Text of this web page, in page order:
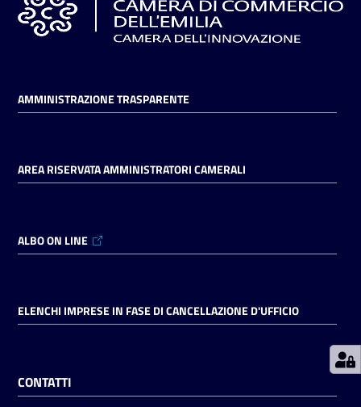
l'Impresa
in
digitale
on line
AMMINISTRAZIONE TRASPARENTE
AREA RISERVATA AMMINISTRATORI CAMERALI
ALBO ON LINE
ELENCHI IMPRESE IN FASE DI CANCELLAZIONE D'UFFICIO
CONTATTI